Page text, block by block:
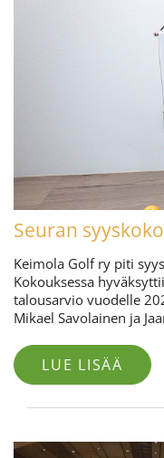
Seuran
Keimola Golf ry piti
Kokouksessa
talousarvio vuodelle
Mikael Savolainen ja
LUE LISÄÄ